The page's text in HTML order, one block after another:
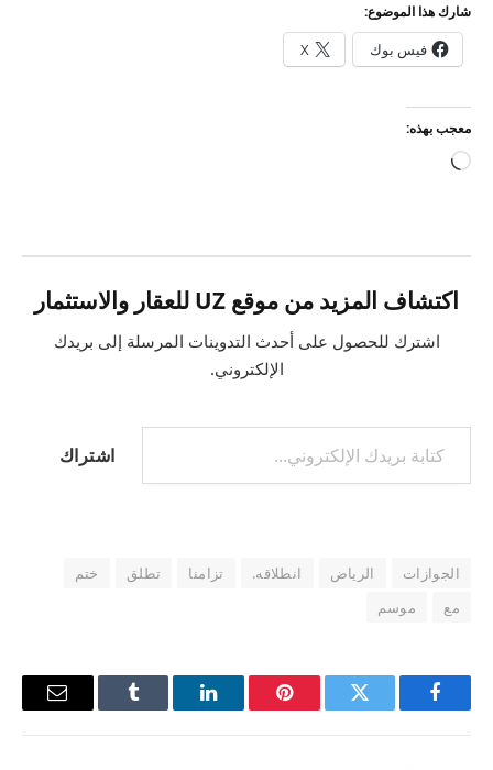
شارك هذا الموضوع:
فيس بوك X
معجب بهذه:
جاري
اكتشاف المزيد من موقع UZ للعقار والاستثمار
اشترك للحصول على أحدث التدوينات المرسلة إلى بريدك
الإلكتروني.
كتابة بريدك الإلكتروني...
اشتراك
الجوازات الرياض انطلاقه. تزامنا تطلق
ختم
مع
موسم
فيسبوك تويتر بينتيريستلينكدإن Tumblr
البريد